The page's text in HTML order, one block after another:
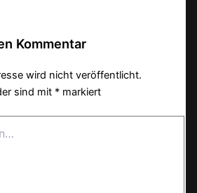
Kommentar
wird nicht veröffentlicht.
sind mit * markiert